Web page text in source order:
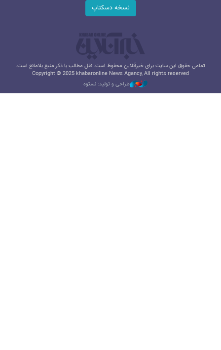
نسخه دسکتاپ
تمامی حقوق این سایت برای خبرآنلاین محفوظ است. نقل مطالب با ذکر منبع بلامانع است.
Copyright © 2025 khabaronline News Agancy, All rights reserved
طراحی و تولید: نستوه